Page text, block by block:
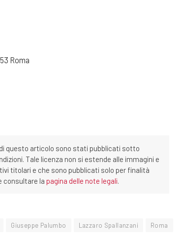
Roma
questo articolo sono stati pubblicati sotto
Tale licenza non si estende alle immagini e
titolari e che sono pubblicati solo per finalità
consultare la pagina delle note legali.
Giuseppe Palumbo Lazzaro Spallanzani
Roma